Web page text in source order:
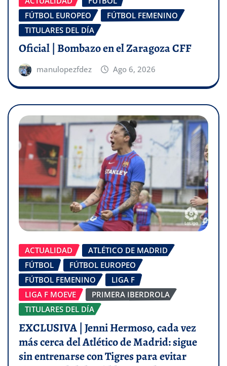
FÚTBOL EUROPEO
FÚTBOL FEMENINO
TITULARES DEL DÍA
Oficial | Bombazo en el Zaragoza CFF
manulopezfdez Ago 6, 2026
ACTUALIDAD
ATLÉTICO DE MADRID
FÚTBOL
FÚTBOL EUROPEO
FÚTBOL FEMENINO
LIGA F
LIGA F MOEVE
PRIMERA IBERDROLA
TITULARES DEL DÍA
EXCLUSIVA | Jenni Hermoso, cada vez
más cerca del Atlético de Madrid: sigue
sin entrenarse con Tigres para evitar